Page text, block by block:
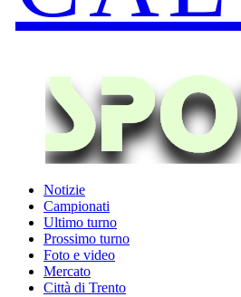
Notizie
Campionati
Ultimo turno
Prossimo turno
Foto e video
Mercato
Città di Trento